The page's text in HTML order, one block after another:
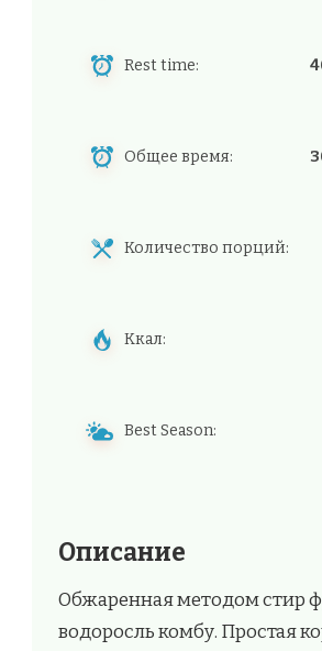
Rest time:
Общее время:
Количество порций:
Ккал:
Best Season:
Описание
Обжаренная методом стир
водоросль комбу. Простая